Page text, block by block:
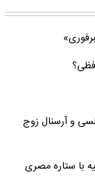
و آرسنال زوج
با ستاره مصری